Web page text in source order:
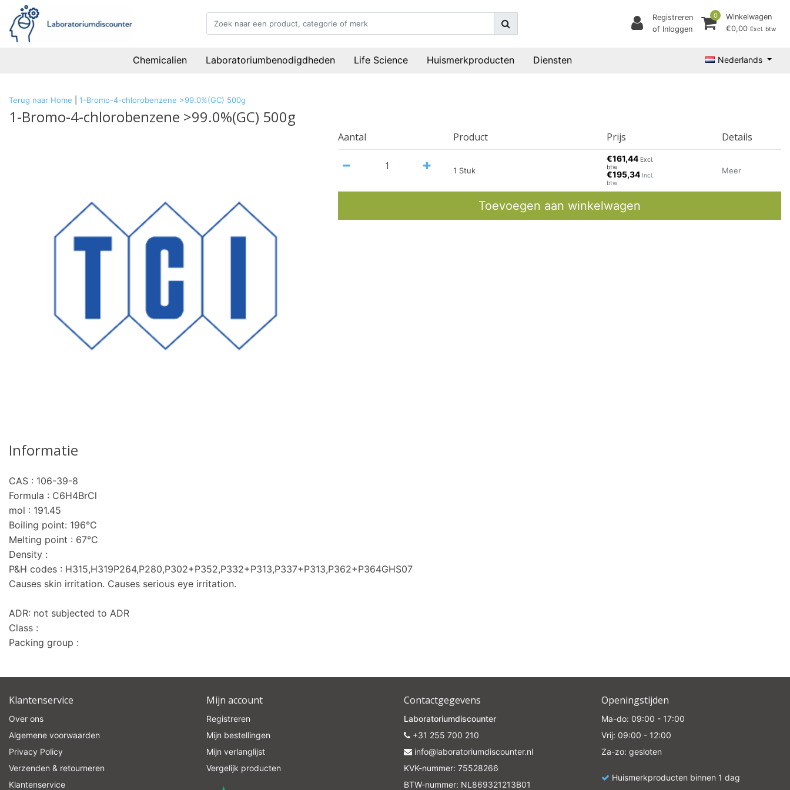
Registreren
of Inloggen
0
Winkelwagen
€0,00 Excl. btw
Chemicalien Laboratoriumbenodigdheden Life Science Huismerkproducten Diensten Nederlands
Terug naar Home 1-Bromo-4-chlorobenzene >99.0%(GC) 500g
1-Bromo-4-chlorobenzene >99.0%(GC) 500g
Aantal Product Prijs Details
1 Stuk
€161,44 Excl.
btw
€195,34 Incl.
btw
Meer
Toevoegen aan winkelwagen
Informatie
CAS : 106-39-8
Formula : C6H4BrCl
mol : 191.45
Boiling point: 196°C
Melting point : 67°C
Density :
P&H codes : H315,H319P264,P280,P302+P352,P332+P313,P337+P313,P362+P364GHS07
Causes skin irritation. Causes serious eye irritation.
ADR: not subjected to ADR
Class :
Packing group :
Klantenservice
Over ons
Algemene voorwaarden
Privacy Policy
Verzenden & retourneren
Klantenservice
Mijn account
Registreren
Mijn bestellingen
Mijn verlanglijst
Vergelijk producten
Contactgegevens
Laboratoriumdiscounter
+31 255 700 210
info@laboratoriumdiscounter.nl
KVK-nummer: 75528266
BTW-nummer: NL869321213B01
Openingstijden
Ma-do: 09:00 - 17:00
Vrij: 09:00 - 12:00
Za-zo: gesloten
Huismerkproducten binnen 1 dag